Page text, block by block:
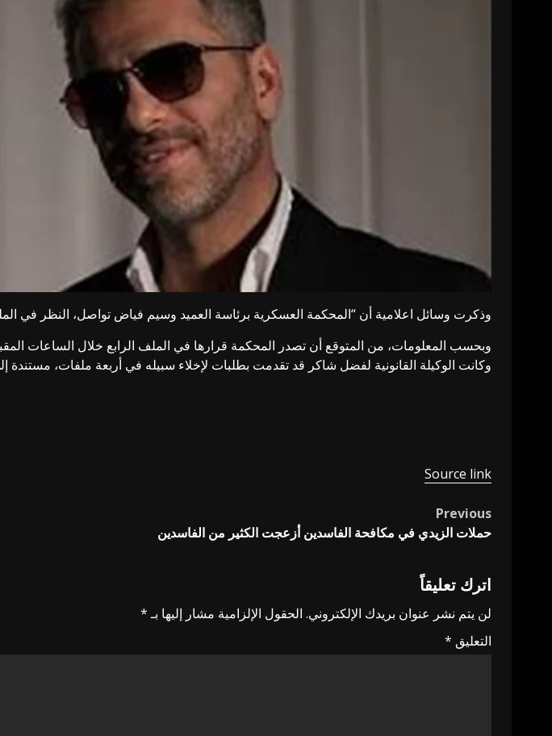
وذكرت وسائل اعلامية أن “المحكمة العسكرية برئاسة العميد وسيم فياض تواصل، النظر في
وبحسب المعلومات، من المتوقع أن تصدر المحكمة قرارها في الملف الرابع خلال الساعات
وكانت الوكيلة القانونية لفضل شاكر قد تقدمت بطلبات لإخلاء سبيله في أربعة ملفات،
Source link
Post
navigation
Previous
حملات الزيدي في مكافحة الفاسدين أزعجت الكثير من الفاسدين
اترك تعليقاً
لن يتم نشر عنوان بريدك الإلكتروني. الحقول الإلزامية مشار إليها بـ*
التعليق *